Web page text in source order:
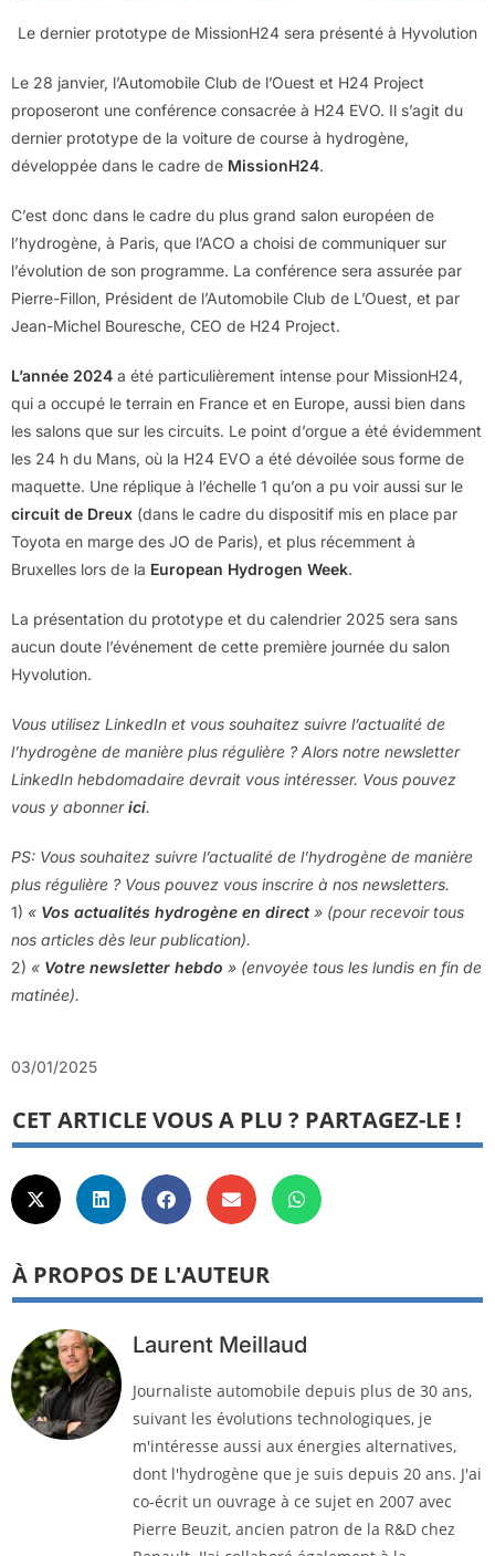
Le dernier prototype de MissionH24 sera présenté à Hyvolution
Le 28 janvier, l’Automobile Club de l’Ouest et H24 Project
proposeront une conférence consacrée à H24 EVO. Il s’agit du
dernier prototype de la voiture de course à hydrogène,
développée dans le cadre de MissionH24.
C’est donc dans le cadre du plus grand salon européen de
l’hydrogène, à Paris, que l’ACO a choisi de communiquer sur
l’évolution de son programme. La conférence sera assurée par
Pierre-Fillon, Président de l’Automobile Club de L’Ouest, et par
Jean-Michel Bouresche, CEO de H24 Project.
L’année 2024 a été particulièrement intense pour MissionH24,
qui a occupé le terrain en France et en Europe, aussi bien dans
les salons que sur les circuits. Le point d’orgue a été évidemment
les 24 h du Mans, où la H24 EVO a été dévoilée sous forme de
maquette. Une réplique à l’échelle 1 qu’on a pu voir aussi sur le
circuit de Dreux (dans le cadre du dispositif mis en place par
Toyota en marge des JO de Paris), et plus récemment à
Bruxelles lors de la European Hydrogen Week.
La présentation du prototype et du calendrier 2025 sera sans
aucun doute l’événement de cette première journée du salon
Hyvolution.
Vous utilisez LinkedIn et vous souhaitez suivre l’actualité de
l’hydrogène de manière plus régulière ? Alors notre newsletter
LinkedIn hebdomadaire devrait vous intéresser. Vous pouvez
vous y abonnerici.
PS: Vous souhaitez suivre l’actualité de l’hydrogène de manière
plus régulière ? Vous pouvez vous inscrire à nos newsletters.
1) « Vos actualités hydrogène en direct » (pour recevoir tous
nos articles dès leur publication).
2) « Votre newsletter hebdo » (envoyée tous les lundis en fin de
matinée).
03/01/2025
CET ARTICLE VOUS A PLU ? PARTAGEZ-LE !
À PROPOS DE L'AUTEUR
Laurent Meillaud
Journaliste automobile depuis plus de 30 ans,
suivant les évolutions technologiques, je
m'intéresse aussi aux énergies alternatives,
dont l'hydrogène que je suis depuis 20 ans. J'ai
co-écrit un ouvrage à ce sujet en 2007 avec
Pierre Beuzit, ancien patron de la R&D chez